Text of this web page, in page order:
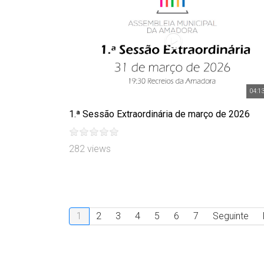
1.ª Sessão Extraordinária de março de 2026
282 views
1 2 3 4 5 6 7 Seguinte